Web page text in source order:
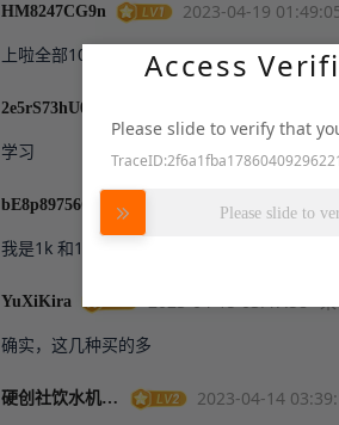
HM8247CG9n 2023-04-19
上啦全部10k，好像默认一样
2e5rS73hU0
学习
bE8p89756G 2023-04-16 15:29:33
我是1k 和100k 的比较多
YuXiKira
确实，这几种买的多
硬创社饮水机管理员 2023-04-14
Access
Please slide to verify that
Please slide to